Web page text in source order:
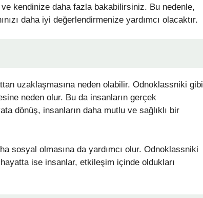
kendinize daha fazla bakabilirsiniz. Bu nedenle,
daha iyi değerlendirmenize yardımcı olacaktır.
uzaklaşmasına neden olabilir. Odnoklassniki gibi
neden olur. Bu da insanların gerçek
dönüş, insanların daha mutlu ve sağlıklı bir
sosyal olmasına da yardımcı olur. Odnoklassniki
ise insanlar, etkileşim içinde oldukları